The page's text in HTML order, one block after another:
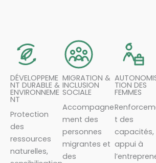
DÉVELOPPEME
NT DURABLE &
ENVIRONNEME
NT
Protection
des
ressources
naturelles,
MIGRATION &
INCLUSION
SOCIALE
Accompagne
ment des
personnes
migrantes et
des
TION DES
FEMMES
t des
capacités,
appui à